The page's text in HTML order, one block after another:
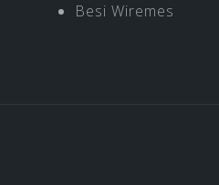
Besi Wiremes